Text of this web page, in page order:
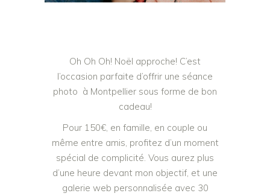
Oh Oh Oh! Noël approche! C’est
l’occasion parfaite d’offrir une séance
photo à Montpellier sous forme de bon
cadeau!
Pour 150€, en famille, en couple ou
même entre amis, profitez d’un moment
spécial de complicité. Vous aurez plus
d’une heure devant mon objectif, et une
galerie web personnalisée avec 30